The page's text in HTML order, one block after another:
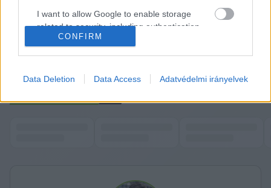
I want to allow Google to enable storage
related to security, including authentication
functionality and fraud prevention, and other
CONFIRM
Data Deletion Data Access Adatvédelmi irányelvek